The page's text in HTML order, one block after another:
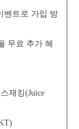
벤트로 가입 방
무료 추가 혜
재킹(Juice